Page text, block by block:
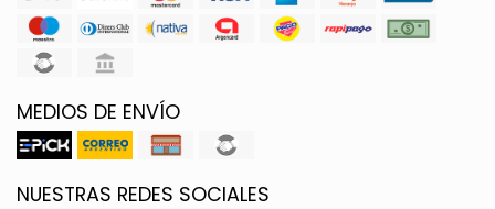
MEDIOS DE ENVÍO
NUESTRAS REDES SOCIALES